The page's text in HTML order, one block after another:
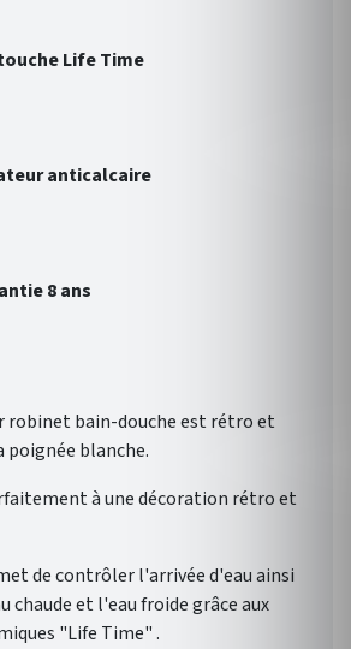
Life Time
anticalcaire
8 ans
robinet bain-douche est rétro et
poignée blanche.
à une décoration rétro et
de contrôler l'arrivée d'eau ainsi
chaude et l'eau froide grâce aux
"Life Time" .